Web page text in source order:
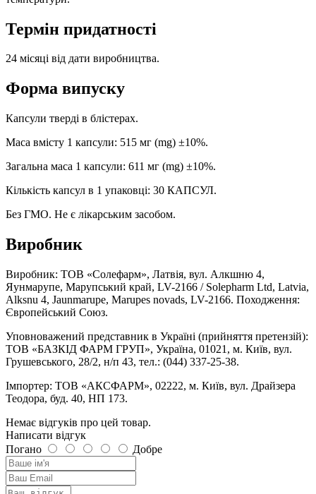
Термін придатності
24 місяці від дати виробництва.
Форма випуску
Капсули тверді в блістерах.
Маса вмісту 1 капсули: 515 мг (mg) ±10%.
Загальна маса 1 капсули: 611 мг (mg) ±10%.
Кількість капсул в 1 упаковці: 30 КАПСУЛ.
Без ГМО. Не є лікарським засобом.
Виробник
Виробник: ТОВ «Солефарм», Латвія, вул. Алкшню 4,
Яунмарупе, Марупський край, LV-2166 / Solepharm Ltd, Latvia,
Alksnu 4, Jaunmarupe, Marupes novads, LV-2166. Походження:
Європейський Союз.
Уповноважений представник в Україні (прийняття претензій):
ТОВ «БАЗКІД ФАРМ ГРУП», Україна, 01021, м. Київ, вул.
Грушевського, 28/2, н/п 43, тел.: (044) 337-25-38.
Імпортер: ТОВ «АКСФАРМ», 02222, м. Київ, вул. Драйзера
Теодора, буд. 40, НП 173.
Немає відгуків про цей товар.
Написати відгук
Погано
Добре